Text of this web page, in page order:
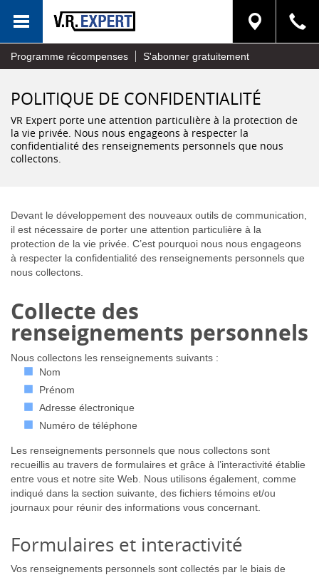
MENU
Programme récompenses S'abonner gratuitement
POLITIQUE DE CONFIDENTIALITÉ
VR Expert porte une attention particulière à la protection de
la vie privée. Nous nous engageons à respecter la
confidentialité des renseignements personnels que nous
collectons.
Devant le développement des nouveaux outils de communication,
il est nécessaire de porter une attention particulière à la
protection de la vie privée. C’est pourquoi nous nous engageons
à respecter la confidentialité des renseignements personnels que
nous collectons.
Collecte des
renseignements personnels
Nous collectons les renseignements suivants :
Nom
Prénom
Adresse électronique
Numéro de téléphone
Les renseignements personnels que nous collectons sont
recueillis au travers de formulaires et grâce à l’interactivité établie
entre vous et notre site Web. Nous utilisons également, comme
indiqué dans la section suivante, des fichiers témoins et/ou
journaux pour réunir des informations vous concernant.
Formulaires et interactivité
Vos renseignements personnels sont collectés par le biais de